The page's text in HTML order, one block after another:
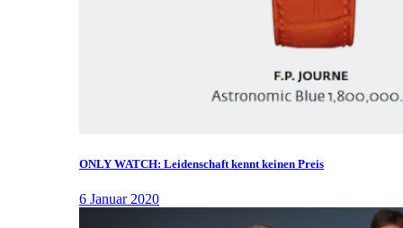
ONLY WATCH: Leidenschaft kennt keinen Preis
6 Januar 2020